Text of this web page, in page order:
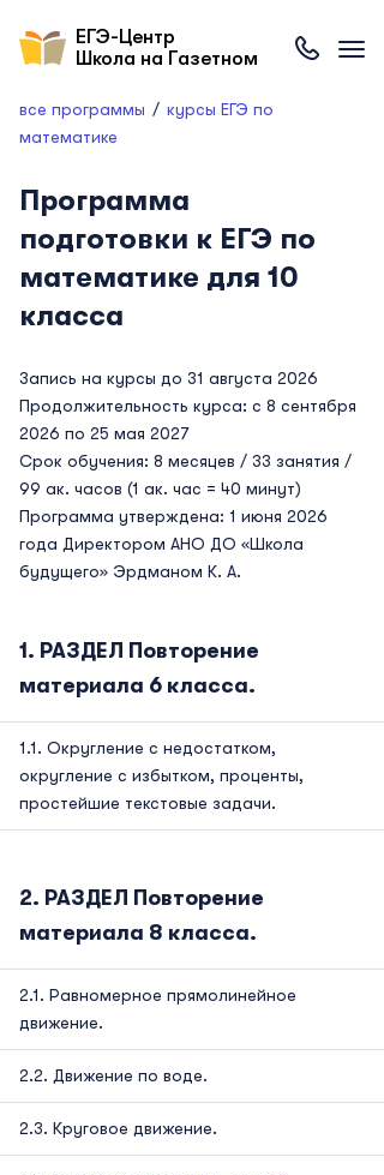
ЕГЭ-Центр
Школа на Газетном
все программы
курсы ЕГЭ по
математике
Программа
подготовки к ЕГЭ по
математике для 10
класса
Запись на курсы до 31 августа 2026
Продолжительность курса: с 8 сентября
2026 по 25 мая 2027
Срок обучения: 8 месяцев / 33 занятия /
99 ак. часов (1 ак. час = 40 минут)
Программа утверждена: 1 июня 2026
года Директором АНО ДО «Школа
будущего» Эрдманом К. А.
РАЗДЕЛ Повторение
материала 6 класса.
Округление с недостатком,
округление с избытком, проценты,
простейшие текстовые задачи.
РАЗДЕЛ Повторение
материала 8 класса.
Равномерное прямолинейное
движение.
Движение по воде.
Круговое движение.